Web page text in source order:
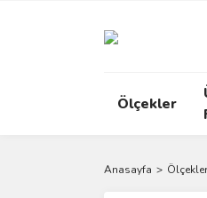
Ölçekler
Anasayfa Ölçekler